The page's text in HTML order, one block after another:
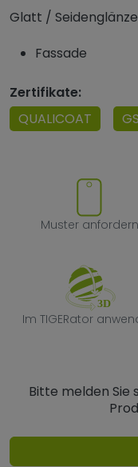
Glatt /
Fassade
Zertifikate:
QUALICOAT
Muster
Muster anfordern
Im
Im TIGERator
Bitte melden Sie